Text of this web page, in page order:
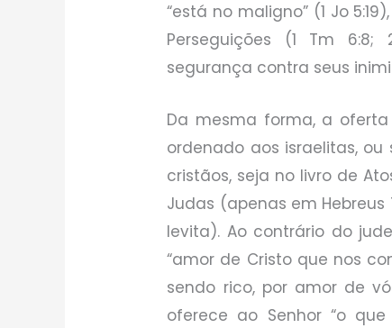
“está no maligno” (1 Jo
Perseguições (1 Tm
segurança contra seus
Da mesma forma, a
ordenado aos israelitas,
cristãos, seja no livro de
Judas (apenas em
levita). Ao contrário do
“amor de Cristo que nos
sendo rico, por amor de
oferece ao Senhor “o